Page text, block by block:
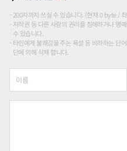
200자까지 쓰실 수 있습니다. (현재 0 byte /
저작권 등 다른 사람의 권리를 침해하거나 명
수 있습니다.
타인에게 불쾌감을 주는 욕설 등 비하하는 단
단에 의해 삭제 합니다.